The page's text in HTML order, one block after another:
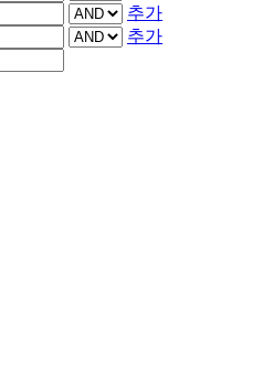
추가
추가